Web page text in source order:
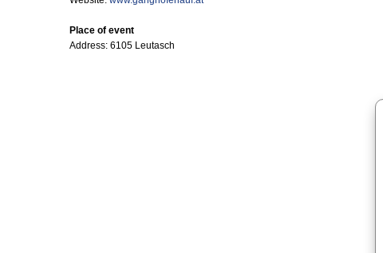
Place of event
Address: 6105 Leutasch